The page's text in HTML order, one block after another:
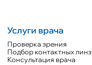
Услуги врача
Проверка зрения
Подбор контактных линз
Консультация врача